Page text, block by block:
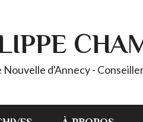
Nouvelle d'Annecy -